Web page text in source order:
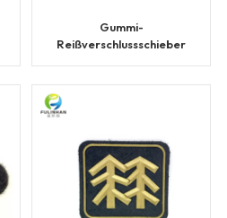
Gummi-
Reißverschlussschieber